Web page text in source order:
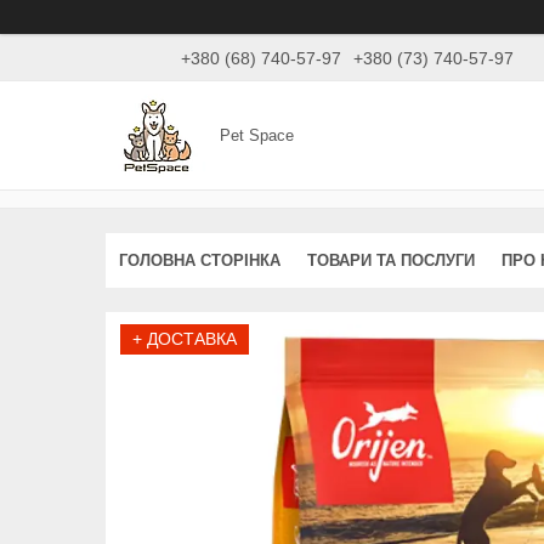
+380 (68) 740-57-97 +380 (73) 740-57-97
Pet Space
ГОЛОВНА СТОРІНКА ТОВАРИ ТА ПОСЛУГИ ПРО
+ ДОСТАВКА